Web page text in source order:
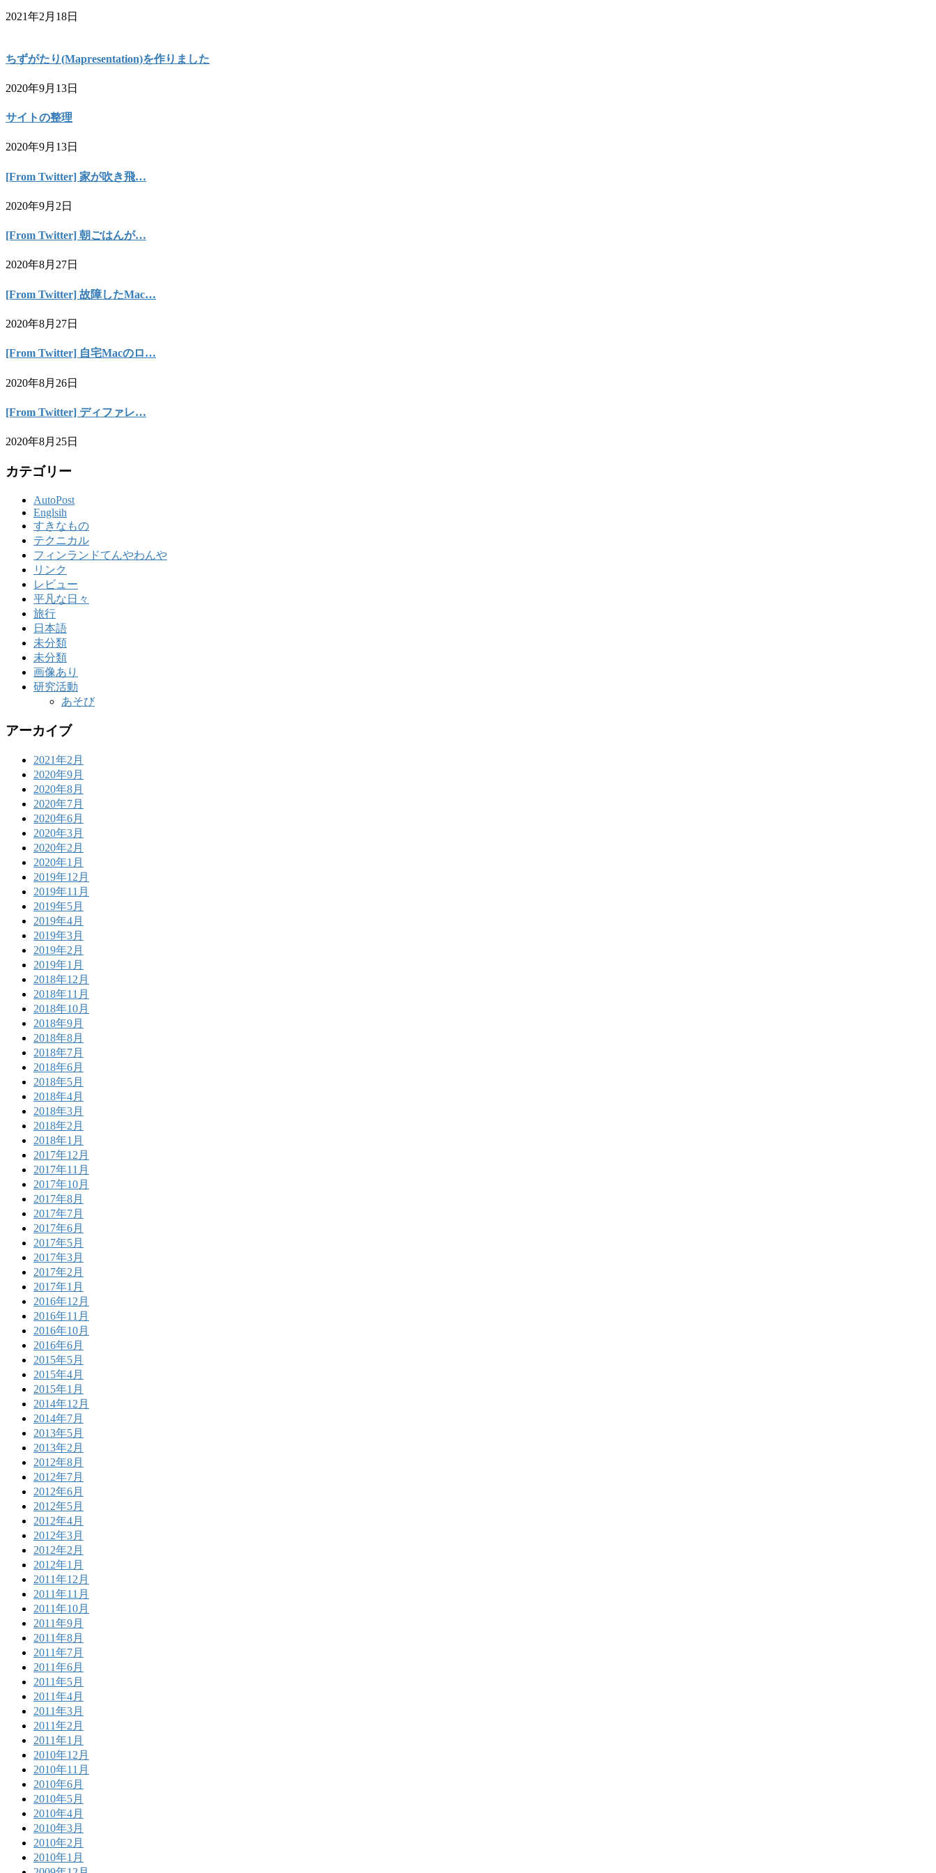
2021年2月18日
ちずがたり(Mapresentation)を作りました
2020年9月13日
サイトの整理
2020年9月13日
[From Twitter] 家が吹き飛…
2020年9月2日
[From Twitter] 朝ごはんが…
2020年8月27日
[From Twitter] 故障したMac…
2020年8月27日
[From Twitter] 自宅Macのロ…
2020年8月26日
[From Twitter] ディファレ…
2020年8月25日
カテゴリー
AutoPost
Englsih
すきなもの
テクニカル
フィンランドてんやわんや
リンク
レビュー
平凡な日々
旅行
日本語
未分類
未分類
画像あり
研究活動
あそび
アーカイブ
2021年2月
2020年9月
2020年8月
2020年7月
2020年6月
2020年3月
2020年2月
2020年1月
2019年12月
2019年11月
2019年5月
2019年4月
2019年3月
2019年2月
2019年1月
2018年12月
2018年11月
2018年10月
2018年9月
2018年8月
2018年7月
2018年6月
2018年5月
2018年4月
2018年3月
2018年2月
2018年1月
2017年12月
2017年11月
2017年10月
2017年8月
2017年7月
2017年6月
2017年5月
2017年3月
2017年2月
2017年1月
2016年12月
2016年11月
2016年10月
2016年6月
2015年5月
2015年4月
2015年1月
2014年12月
2014年7月
2013年5月
2013年2月
2012年8月
2012年7月
2012年6月
2012年5月
2012年4月
2012年3月
2012年2月
2012年1月
2011年12月
2011年11月
2011年10月
2011年9月
2011年8月
2011年7月
2011年6月
2011年5月
2011年4月
2011年3月
2011年2月
2011年1月
2010年12月
2010年11月
2010年6月
2010年5月
2010年4月
2010年3月
2010年2月
2010年1月